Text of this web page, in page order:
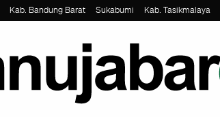
Kab. Bandung Barat Sukabumi Kab. Tasikmalaya